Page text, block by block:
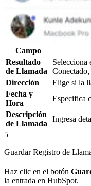
Campo
Resultado
de Llamada
Selecciona
Dirección
Elige si la
Fecha y
Hora
Especifica
Descripción
de Llamada
Ingresa
5
Guardar Registro de
Haz clic en el botón
la entrada en HubSpot.